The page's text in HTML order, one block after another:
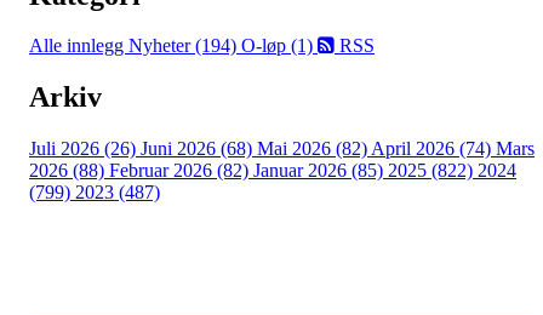
Alle innlegg Nyheter (194) O-løp (1) RSS
Arkiv
Juli 2026 (26) Juni 2026 (68) Mai 2026 (82) April 2026 (74) Mars
2026 (88) Februar 2026 (82) Januar 2026 (85) 2025 (822) 2024
(799) 2023 (487)